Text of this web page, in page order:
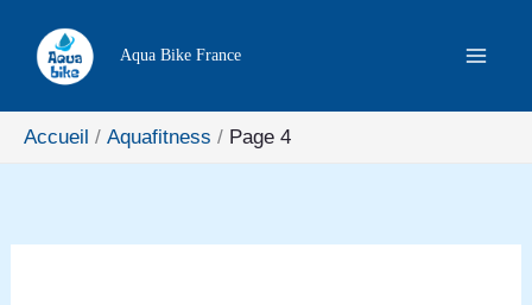
contenu
Aqua Bike France
Accueil Aquafitness Page 4